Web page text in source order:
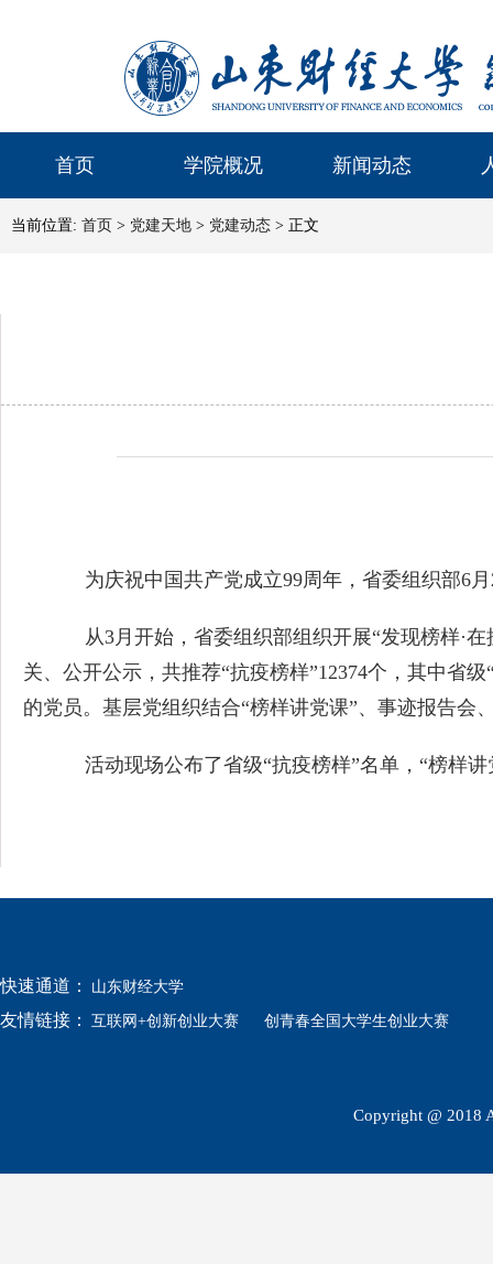
首页 学院概况 新闻动态
当前位置: 首页 > 党建天地 > 党建动态 > 正文
为庆祝中国共产党成立99周年，省委组织部6
从3月开始，省委组织部组织开展“发现榜样·
关、公开公示，共推荐“抗疫榜样”12374个，其中省
的党员。基层党组织结合“榜样讲党课”、事迹报告会
活动现场公布了省级“抗疫榜样”名单，“榜样
快速通道： 山东财经大学
友情链接： 互联网+创新创业大赛 创青春全国大学生创业大赛
Copyright @ 2018